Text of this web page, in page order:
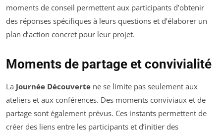
moments de conseil permettent aux participants d’obtenir
des réponses spécifiques à leurs questions et d’élaborer un
plan d’action concret pour leur projet.
Moments de partage et convivialité
La Journée Découverte ne se limite pas seulement aux
ateliers et aux conférences. Des moments conviviaux et de
partage sont également prévus. Ces instants permettent de
créer des liens entre les participants et d’initier des